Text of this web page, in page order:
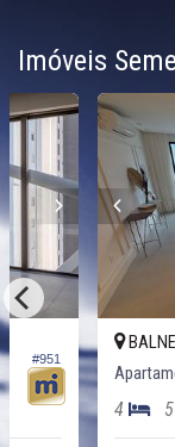
Imóveis
#951
4 5